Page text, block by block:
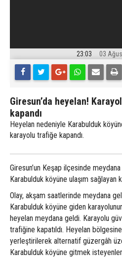
23:03 03
Giresun’da heyelan!
kapandı
Heyelan nedeniyle Karabulduk
karayolu trafiğe kapandı.
Giresun’un Keşap ilçesinde
Karabulduk köyüne ulaşım sağlayan
Olay, akşam saatlerinde meydana
Karabulduk köyüne giden
heyelan meydana geldi. Karayolu
trafiğine kapatıldı. Heyelan
yerleştirilerek alternatif güzergâh
Karabulduk köyüne gitmek